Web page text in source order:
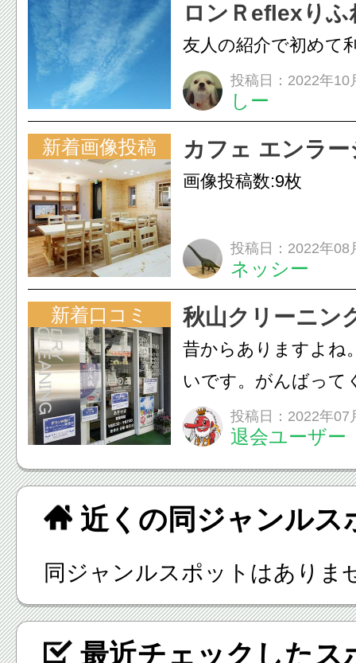
ロンＲeflexりふ
友人の紹介で初めて
ました。 期待以上、
レッシュできました
場は気持ち良く...
投稿日：2022年10
しー
新着画像投稿 カフェ エンラー
画像投稿数:9枚
投稿日：2022年08
ネッシー
新着口コミ 秋山クリーニン
昔からありますよね
いです。がんばって
投稿日：2022年07
退会ユーザー
近くの同ジャンルス
同ジャンルスポットはありま
最近チェックしたス